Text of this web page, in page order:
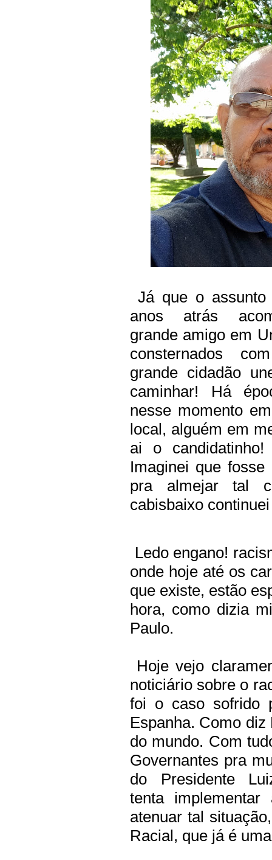
Já que o
anos atrás
grande amigo em
consternados
grande cidadão
caminhar! Há
nesse momento
local, alguém em
ai o candidatinho!
Imaginei que
pra almejar tal
cabisbaixo
Ledo engano!
onde hoje até os
que existe, estão
hora, como dizia
Paulo.
Hoje vejo
noticiário sobre o
foi o caso sofrido
Espanha. Como
do mundo. Com
Governantes pra
do Presidente
tenta
atenuar tal
Racial, que já é